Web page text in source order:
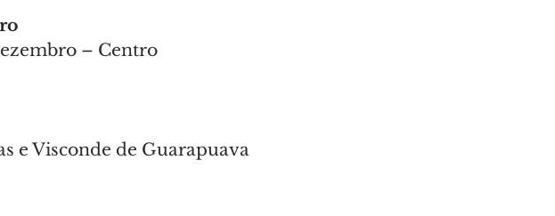
– Centro
e Visconde de Guarapuava